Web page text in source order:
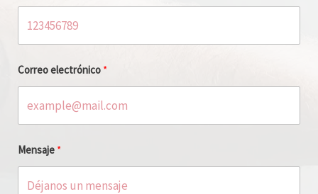
Correo electrónico
Mensaje